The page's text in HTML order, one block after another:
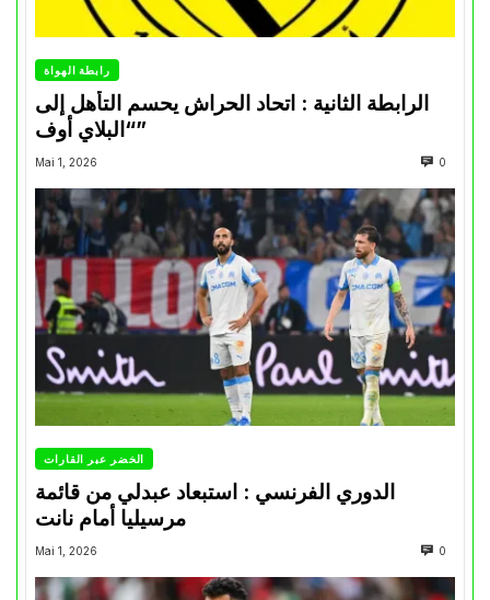
رابطة الهواة
الرابطة الثانية : اتحاد الحراش يحسم التأهل إلى
“البلاي أوف”
Mai 1, 2026 0
الخضر عبر القارات
الدوري الفرنسي : استبعاد عبدلي من قائمة
مرسيليا أمام نانت
Mai 1, 2026 0